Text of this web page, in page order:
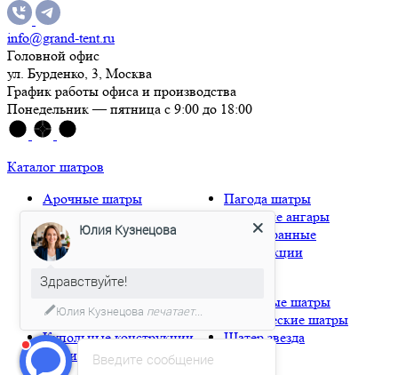
info@grand-tent.ru
Головной офис
ул. Бурденко, 3, Москва
График работы офиса и производства
Понедельник — пятница с 9:00 до 18:00
Каталог шатров
Арочные шатры
Деревянные шатры
Классические шатры
Мембранные шатры
Пагода шатры
Тентовые ангары
Шестигранные
конструкции
Глэмпинг
Каскадные шатры
Купольные конструкции
Мобильные шатры
Натяжные шатры
Сферические шатры
Шатер звезда
Введите сообщение
Юлия Кузнецова
Здравствуйте!
Юлия Кузнецова печатает...